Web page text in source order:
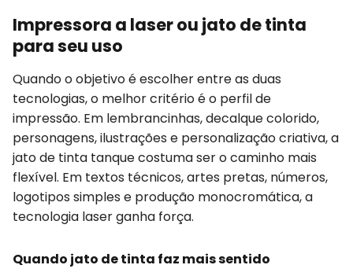
Impressora a laser ou jato de tinta
para seu uso
Quando o objetivo é escolher entre as duas
tecnologias, o melhor critério é o perfil de
impressão. Em lembrancinhas, decalque colorido,
personagens, ilustrações e personalização criativa, a
jato de tinta tanque costuma ser o caminho mais
flexível. Em textos técnicos, artes pretas, números,
logotipos simples e produção monocromática, a
tecnologia laser ganha força.
Quando jato de tinta faz mais sentido